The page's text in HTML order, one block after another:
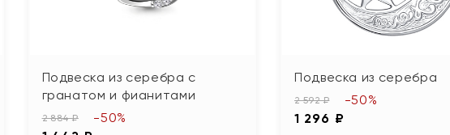
Подвеска из серебра с
гранатом и фианитами
2 884 ₽ -50%
Подвеска из серебра
2 592 ₽
1 296 ₽
-50%